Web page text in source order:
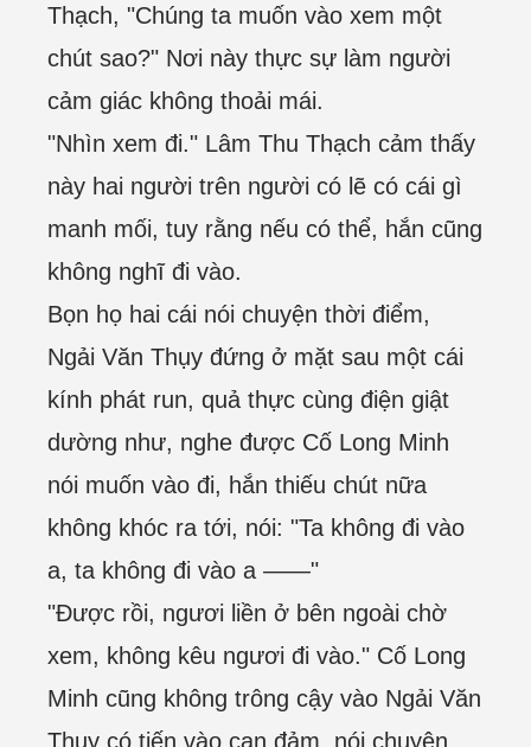
Thạch, "Chúng ta muốn vào xem một
chút sao?" Nơi này thực sự làm người
cảm giác không thoải mái.
"Nhìn xem đi." Lâm Thu Thạch cảm thấy
này hai người trên người có lẽ có cái gì
manh mối, tuy rằng nếu có thể, hắn cũng
không nghĩ đi vào.
Bọn họ hai cái nói chuyện thời điểm,
Ngải Văn Thụy đứng ở mặt sau một cái
kính phát run, quả thực cùng điện giật
dường như, nghe được Cố Long Minh
nói muốn vào đi, hắn thiếu chút nữa
không khóc ra tới, nói: "Ta không đi vào
a, ta không đi vào a ——"
"Được rồi, ngươi liền ở bên ngoài chờ
xem, không kêu ngươi đi vào." Cố Long
Minh cũng không trông cậy vào Ngải Văn
Thụy có tiến vào can đảm, nói chuyện